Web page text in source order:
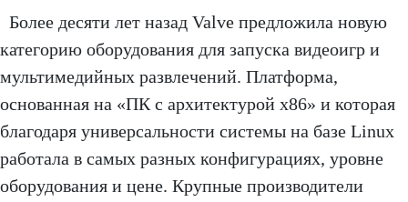
Более десяти лет назад Valve предложила новую
категорию оборудования для запуска видеоигр и
мультимедийных развлечений. Платформа,
основанная на «ПК с архитектурой x86» и которая
благодаря универсальности системы на базе Linux
работала в самых разных конфигурациях, уровне
оборудования и цене. Крупные производители